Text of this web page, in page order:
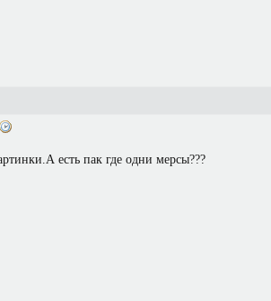
есть пак где одни мерсы???